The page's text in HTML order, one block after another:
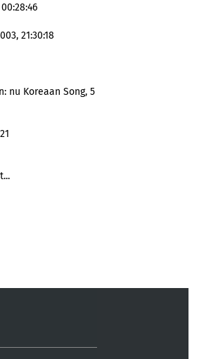
21:30:18
nu Koreaan Song, 5